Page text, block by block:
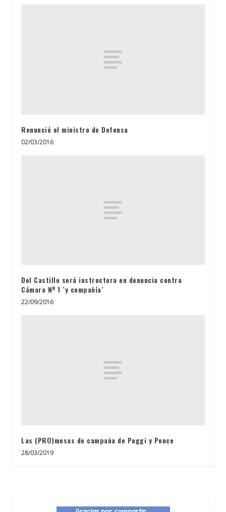
Renunció el ministro de Defensa
02/03/2016
Del Castillo será instructora en denuncia contra
Cámara Nº 1 `y compañía´
22/09/2016
Las (PRO)mesas de campaña de Poggi y Ponce
28/03/2019